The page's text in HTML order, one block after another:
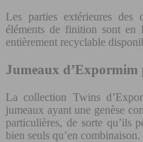
Les parties extérieures des
éléments de finition sont en
entièrement recyclable
Jumeaux d’Expormim
La collection Twins
jumeaux ayant une genèse
particulières, de sorte qu’ils
bien seuls qu’en combinaison.